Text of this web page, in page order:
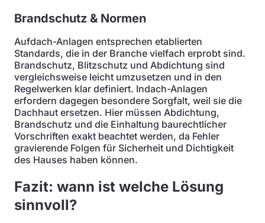
Brandschutz & Normen
Aufdach-Anlagen entsprechen etablierten
Standards, die in der Branche vielfach erprobt sind.
Brandschutz, Blitzschutz und Abdichtung sind
vergleichsweise leicht umzusetzen und in den
Regelwerken klar definiert. Indach-Anlagen
erfordern dagegen besondere Sorgfalt, weil sie die
Dachhaut ersetzen. Hier müssen Abdichtung,
Brandschutz und die Einhaltung baurechtlicher
Vorschriften exakt beachtet werden, da Fehler
gravierende Folgen für Sicherheit und Dichtigkeit
des Hauses haben können.
Fazit: wann ist welche Lösung
sinnvoll?